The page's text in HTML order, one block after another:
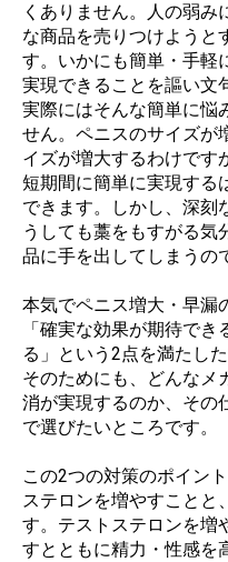
くありません。人の弱
な商品を売りつけようと
す。いかにも簡単・手軽
実現できることを謳い文
実際にはそんな簡単に悩
せん。ペニスのサイズが
イズが増大するわけです
短期間に簡単に実現する
できます。しかし、深刻
うしても藁をもすがる気
品に手を出してしまうの
本気でペニス増大・早漏
「確実な効果が期待で
る」という2点を満たし
そのためにも、どんなメ
消が実現するのか、その
で選びたいところです。
この2つの対策のポイン
ステロンを増やすことと
す。テストステロンを増
すとともに精力・性感を